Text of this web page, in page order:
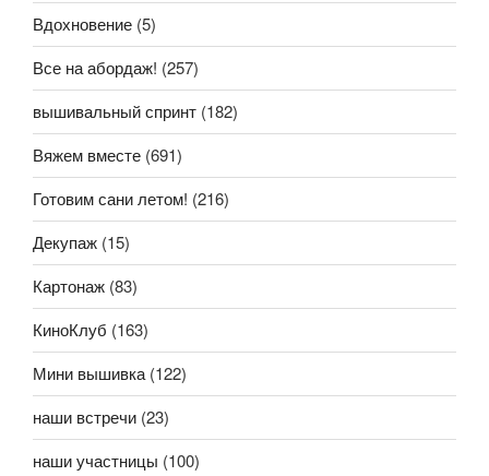
Вдохновение (5)
Все на абордаж! (257)
вышивальный спринт (182)
Вяжем вместе (691)
Готовим сани летом! (216)
Декупаж (15)
Картонаж (83)
КиноКлуб (163)
Мини вышивка(122)
наши встречи (23)
наши участницы (100)